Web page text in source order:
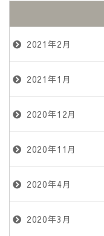
2021年2月
2021年1月
2020年12月
2020年11月
2020年4月
2020年3月